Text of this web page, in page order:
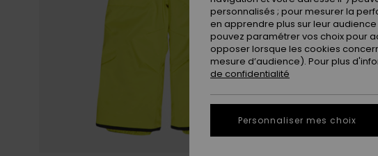
personnalisés ; pour mesurer la
en apprendre plus sur leur
pouvez paramétrer vos choix pour
opposer lorsque les cookies
mesure d’audience). Pour plus
de confidentialité
Personnaliser mes choix